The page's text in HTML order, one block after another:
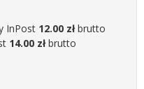
InPost 12.00 złbrutto
14.00 złbrutto